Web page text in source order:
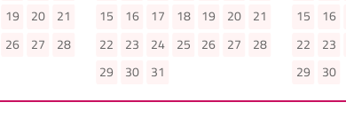
19 20 21
26 27 28
15 16 17 18 19 20 21
22 23 24 25 26 27 28
29 30 31
15 16
22 23
29 30